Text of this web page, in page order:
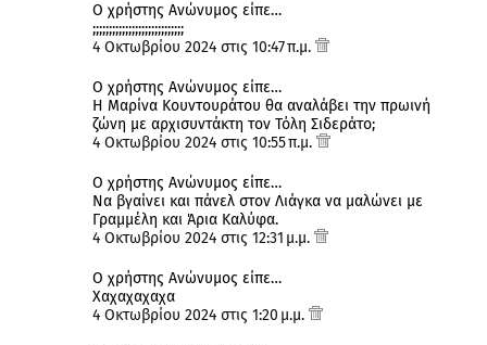
Ο χρήστης Ανώνυμος είπε…
;;;;;;;;;;;;;;;;;;;;;;;;;;;;
4 Οκτωβρίου 2024 στις 10:47 π.μ.
Ο χρήστης Ανώνυμος είπε…
Η Μαρίνα Κουντουράτου θα αναλάβει την πρωινή
ζώνη με αρχισυντάκτη τον Τόλη Σιδεράτο;
4 Οκτωβρίου 2024 στις 10:55 π.μ.
Ο χρήστης Ανώνυμος είπε…
Να βγαίνει και πάνελ στον Λιάγκα να μαλώνει με
Γραμμέλη και Άρια Καλύφα.
4 Οκτωβρίου 2024 στις 12:31 μ.μ.
Ο χρήστης Ανώνυμος είπε…
Χαχαχαχαχα
4 Οκτωβρίου 2024 στις 1:20 μ.μ.